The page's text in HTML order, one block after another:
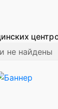
не найдены